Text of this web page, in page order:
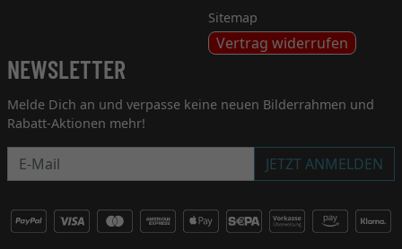
Sitemap
Vertrag widerrufen
NEWSLETTER
Melde Dich an und verpasse keine neuen Bilderrahmen und
Rabatt-Aktionen mehr!
Newsletter
JETZT ANMELDEN